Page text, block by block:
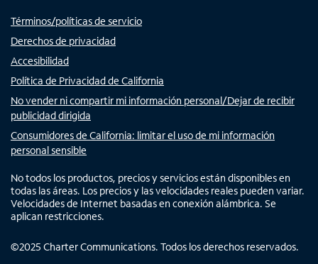
Términos/políticas de servicio
Derechos de privacidad
Accesibilidad
Política de Privacidad de California
No vender ni compartir mi información personal/Dejar de recibir
publicidad dirigida
Consumidores de California: limitar el uso de mi información
personal sensible
No todos los productos, precios y servicios están disponibles en
todas las áreas. Los precios y las velocidades reales pueden variar.
Velocidades de Internet basadas en conexión alámbrica. Se
aplican restricciones.
©2025 Charter Communications. Todos los derechos reservados.